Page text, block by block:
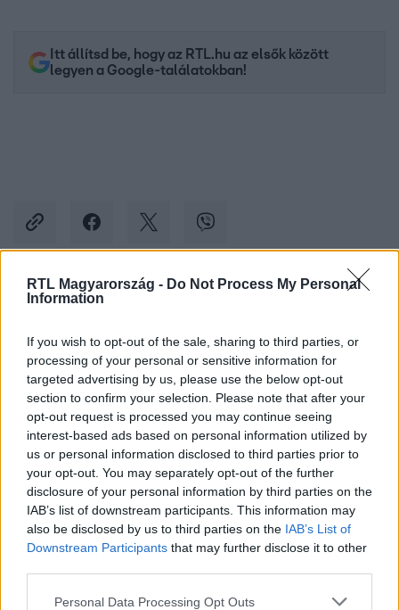
RTL Magyarország - Do Not Process My Personal
Information
If you wish to opt-out of the sale, sharing to third parties, or
processing of your personal or sensitive information for
targeted advertising by us, please use the below opt-out
section to confirm your selection. Please note that after your
opt-out request is processed you may continue seeing
interest-based ads based on personal information utilized by
us or personal information disclosed to third parties prior to
your opt-out. You may separately opt-out of the further
disclosure of your personal information by third parties on the
IAB’s list of downstream participants. This information may
also be disclosed by us to third parties on the IAB’s List of
Downstream Participants that may further disclose it to other
Please note that this website/app uses one or more Google
Personal Data Processing Opt Outs
Itt állítsd be, hogy az RTL.hu az elsők között
legyen a Google-találatokban!
Kövess minket, és értesülj a friss hírekről a
Követem
#VIDEÓ # SZELLŐ ISTVÁN #KULTÚRA
ERŐS ANTÓNIA KELETI ÉVA FOTÓMŰVÉSZ
#BARABÁS ÉVA #PATAKI ZITA #RÁBAI BALÁZS